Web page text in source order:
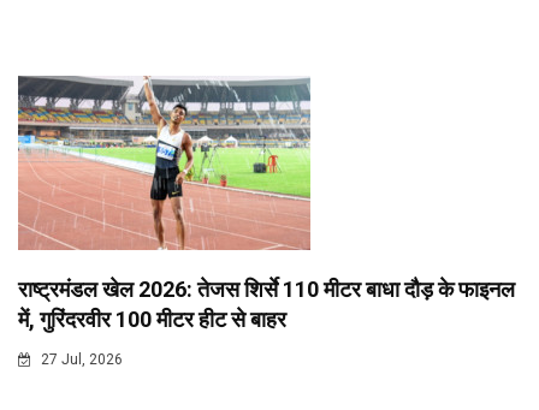
राष्ट्रमंडल खेल 2026: तेजस शिर्से 110 मीटर बाधा दौड़ के फाइनल
में, गुरिंदरवीर 100 मीटर हीट से बाहर
27 Jul, 2026